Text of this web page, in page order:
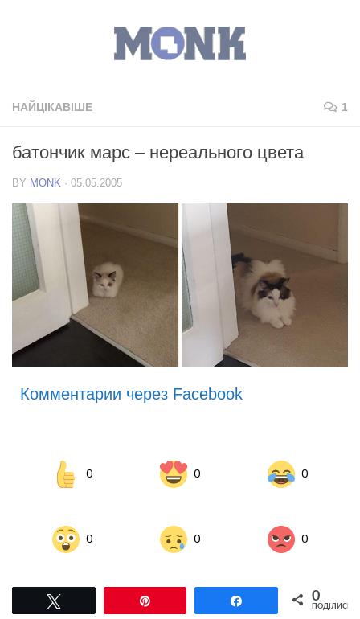
НАЙЦІКАВІШЕ 1
батончик марс – нереального цвета
BY MONK · 05.05.2005
Комментарии через Facebook
0 0 0
0 0 0
Поділитися0
ПОДІЛИСЬ